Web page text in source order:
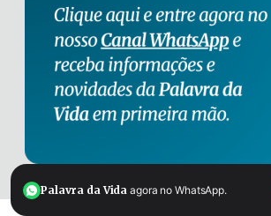
Palavra da Vida agora no WhatsApp.